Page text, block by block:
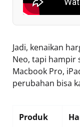
Jadi, kenaikan
Neo, tapi hampir
Macbook Pro,
perubahan bisa
Produk